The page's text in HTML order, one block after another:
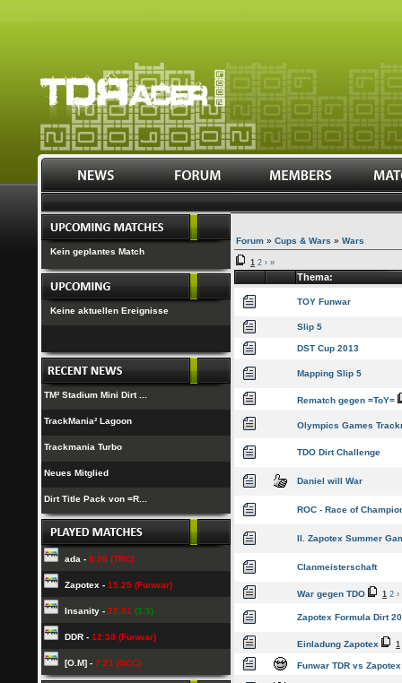
Kein geplantes Match
Keine aktuellen Ereignisse
TM² Stadium Mini Dirt ...
TrackMania² Lagoon
Trackmania Turbo
Neues Mitglied
Dirt Title Pack von =R...
ada - 8:28 (TRC)
Zapotex - 15:25 (Funwar)
Insanity - 22:31 (3:3)
DDR - 12:38 (Funwar)
[O.M] - 7:21 (SCC)
Forum » Cups & Wars » Wars
1 2 › »
Thema:
TOY Funwar
Slip 5
DST Cup 2013
Mapping Slip 5
Rematch gegen =ToY=
Olympics Games
TDO Dirt Challenge
Daniel will War
ROC - Race of
II. Zapotex Summer
Clanmeisterschaft
War gegen TDO 1 2 ›
Zapotex Formula Dirt
Einladung Zapotex 1
Funwar TDR vs Zapotex